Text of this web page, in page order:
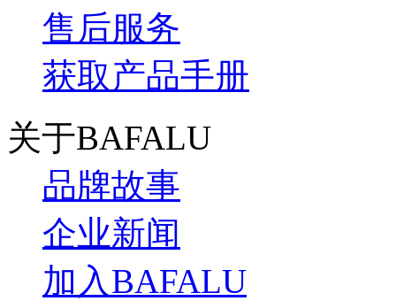
售后服务
获取产品手册
关于BAFALU
品牌故事
企业新闻
加入BAFALU